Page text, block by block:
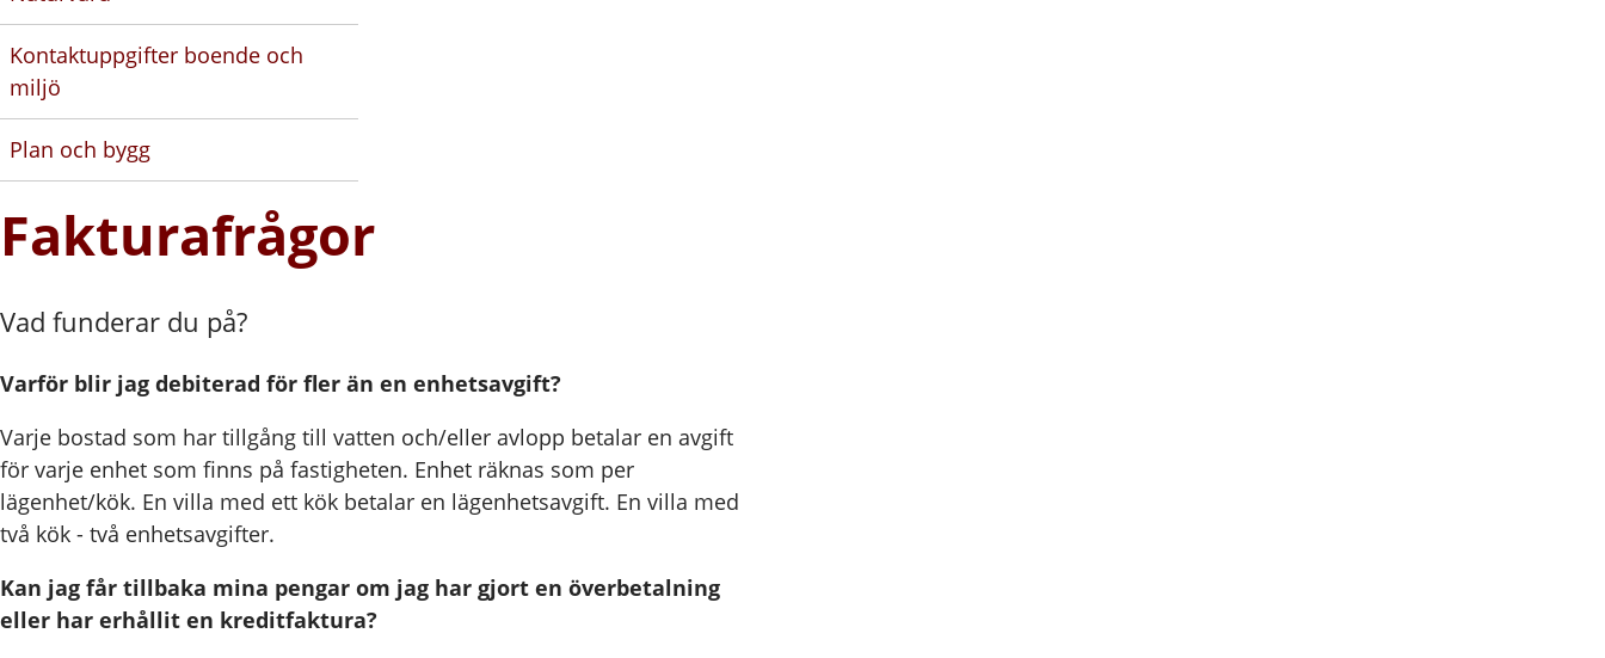
Kontaktuppgifter boende och
miljö
Plan och bygg
Fakturafrågor
Vad funderar du på?
Varför blir jag debiterad för fler än en enhetsavgift?
Varje bostad som har tillgång till vatten och/eller avlopp betalar en avgift
för varje enhet som finns på fastigheten. Enhet räknas som per
lägenhet/kök. En villa med ett kök betalar en lägenhetsavgift. En villa med
två kök - två enhetsavgifter.
Kan jag får tillbaka mina pengar om jag har gjort en överbetalning
eller har erhållit en kreditfaktura?